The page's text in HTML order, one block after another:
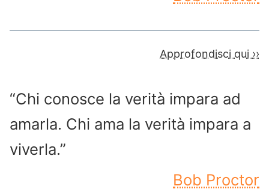
Approfondisci qui ››
“Chi conosce la verità impara ad
amarla. Chi ama la verità impara a
viverla.”
Bob Proctor